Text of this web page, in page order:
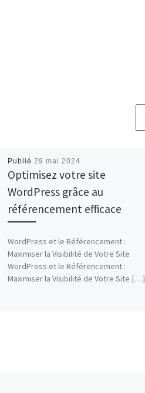
Publié 29 mai 2024
Optimisez votre site
WordPress grâce au
référencement efficace
WordPress et le Référencement :
Maximiser la Visibilité de Votre Site
WordPress et le Référencement :
Maximiser la Visibilité de Votre Site […]